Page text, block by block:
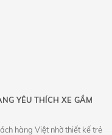
YÊU THÍCH XE GẦM
hàng Việt nhờ thiết kế trẻ